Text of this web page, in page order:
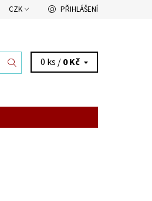
CZK PŘIHLÁŠENÍ
0 ks /0 Kč